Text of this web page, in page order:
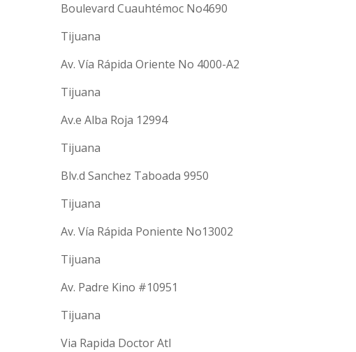
Boulevard Cuauhtémoc No4690
Tijuana
Av. Vía Rápida Oriente No 4000-A2
Tijuana
Av.e Alba Roja 12994
Tijuana
Blv.d Sanchez Taboada 9950
Tijuana
Av. Vía Rápida Poniente No13002
Tijuana
Av. Padre Kino #10951
Tijuana
Via Rapida Doctor Atl